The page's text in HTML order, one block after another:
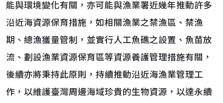
能與環境變化有關，亦可能與漁業署近幾年推動許多
沿近海資源保育措施，如相關漁業之禁漁區、禁漁
期、總漁獲量管制，並實行人工魚礁之設置、魚苗放
流、劃設漁業資源保育區等資源養護管理措施有關，
後續亦將秉持此原則，持續推動沿近海漁業管理工
作，以維護臺灣周邊海域珍貴的生物資源，以達永續